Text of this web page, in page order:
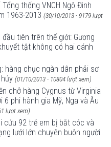
thống VNCH Ngô Đình
1963-2013 (30/10/2013 - 9179 lượt
tiên trên thế giới: Gương
tật không có hai cánh
hàng chục ngàn dân phải sơ
(01/10/2013 - 10804 lượt xem)
chở hàng Cygnus từ Virginia
phi hành gia Mỹ, Nga và Âu
lượt xem)
cứu 92 trẻ em bị bắt cóc và
lưới lớn chuyên buôn người